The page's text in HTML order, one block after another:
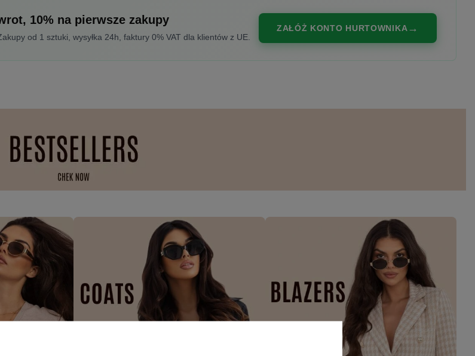
10% na pierwsze zakupy
od 1 sztuki, wysyłka 24h, faktury 0% VAT dla klientów z UE.
ZAŁÓŻ KONTO HURTOWNIKA